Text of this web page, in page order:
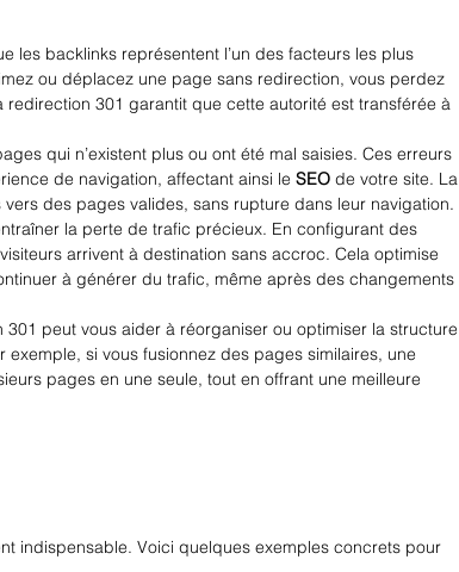
les backlinks représentent l’un des facteurs les plus
ou déplacez une page sans redirection, vous perdez
redirection 301 garantit que cette autorité est transférée à
qui n’existent plus ou ont été mal saisies. Ces erreurs
de navigation, affectant ainsi le SEO de votre site. La
des pages valides, sans rupture dans leur navigation.
la perte de trafic précieux. En configurant des
arrivent à destination sans accroc. Cela optimise
à générer du trafic, même après des changements
301 peut vous aider à réorganiser ou optimiser la structure
exemple, si vous fusionnez des pages similaires, une
pages en une seule, tout en offrant une meilleure
indispensable. Voici quelques exemples concrets pour